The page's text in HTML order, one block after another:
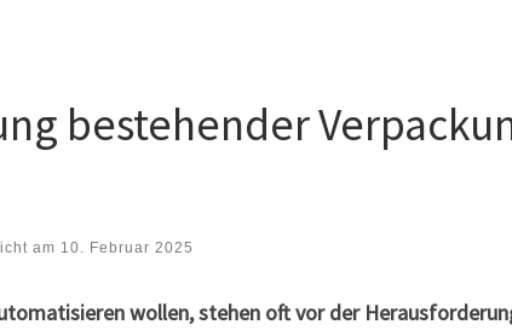
bestehender
am 10. Februar 2025
wollen, stehen oft vor der